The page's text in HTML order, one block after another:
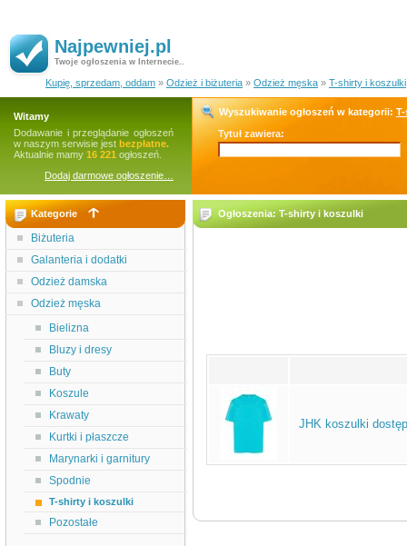
Najpewniej.pl
Twoje ogłoszenia w Internecie..
Kupię, sprzedam, oddam » Odzież i biżuteria » Odzież męska » T-shirty i koszulki
Witamy
Dodawanie i przeglądanie ogłoszeń
w naszym serwisie jest bezpłatne.
Aktualnie mamy 16 221 ogłoszeń.
Dodaj darmowe ogłoszenie…
Wyszukiwanie ogłoszeń w kategorii:
Tytuł zawiera:
Kategorie
Biżuteria
Galanteria i dodatki
Odzież damska
Odzież męska
Bielizna
Bluzy i dresy
Buty
Koszule
Krawaty
Kurtki i płaszcze
Marynarki i garnitury
Spodnie
T-shirty i koszulki
Pozostałe
Ogłoszenia: T-shirty i koszulki
JHK koszulki